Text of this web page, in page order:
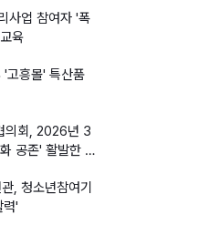
사업 참여자 '폭
육
'고흥몰' 특산품
의회, 2026년 3
공존' 활발한 논
, 청소년참여기
력'